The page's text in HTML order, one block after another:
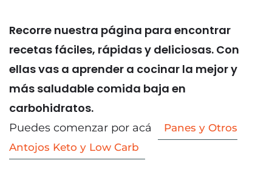
Recorre nuestra página para encontrar
recetas fáciles, rápidas y deliciosas. Con
ellas vas a aprender a cocinar la mejor y
más saludable comida baja en
carbohidratos.
Puedes comenzar por acá
Panes y Otros
Antojos Keto y Low Carb